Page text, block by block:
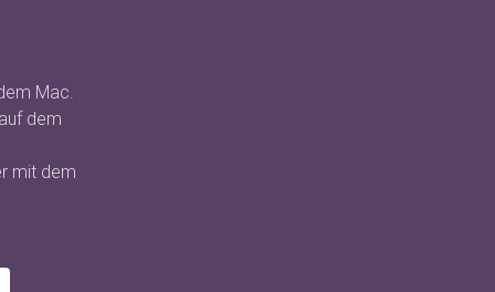
Mac.
dem
mit dem